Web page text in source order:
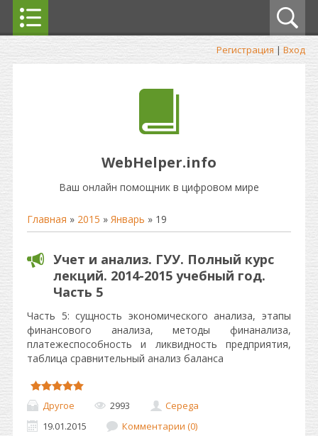
Регистрация | Вход
WebHelper.info
Ваш онлайн помощник в цифровом мире
Главная » 2015 » Январь » 19
Учет и анализ. ГУУ. Полный курс
лекций. 2014-2015 учебный год.
Часть 5
Часть 5: сущность экономического анализа, этапы
финансового анализа, методы финанализа,
платежеспособность и ликвидность предприятия,
таблица сравнительный анализ баланса
Другое 2993
Cepega
19.01.2015
Комментарии (0)